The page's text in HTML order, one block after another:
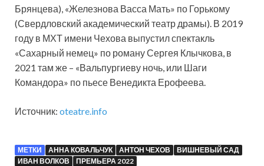
Брянцева), «Железнова Васса Мать» по Горькому
(Свердловский академический театр драмы). В 2019
году в МХТ имени Чехова выпустил спектакль
«Сахарный немец» по роману Сергея Клычкова, в
2021 там же – «Вальпургиеву ночь, или Шаги
Командора» по пьесе Венедикта Ерофеева.
Источник: oteatre.info
МЕТКИ АННА КОВАЛЬЧУК АНТОН ЧЕХОВ
ВИШНЕВЫЙ САД
ИВАН ВОЛКОВ
ПРЕМЬЕРА 2022